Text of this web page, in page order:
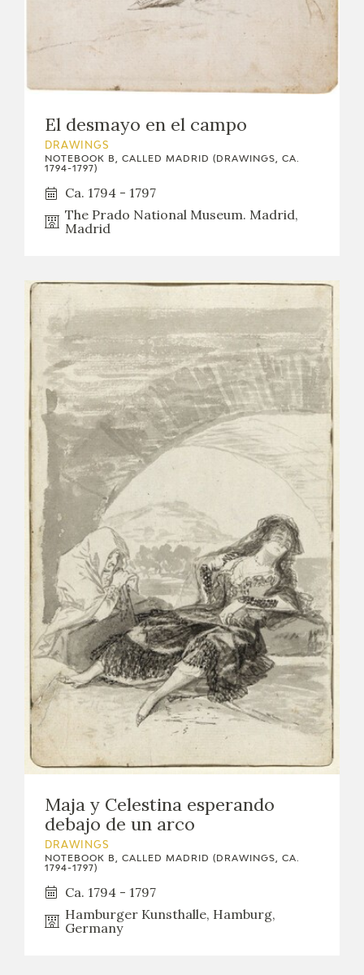
El desmayo en el campo
DRAWINGS
NOTEBOOK B, CALLED MADRID (DRAWINGS, CA.
1794-1797)
Ca. 1794 - 1797
The Prado National Museum. Madrid,
Madrid
Maja y Celestina esperando
debajo de un arco
DRAWINGS
NOTEBOOK B, CALLED MADRID (DRAWINGS, CA.
1794-1797)
Ca. 1794 - 1797
Hamburger Kunsthalle, Hamburg,
Germany